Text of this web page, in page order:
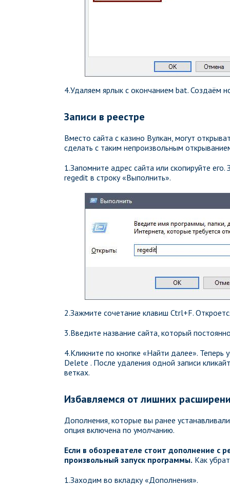
4.Удаляем ярлык с окончанием bat. Создаём
Записи в реестре
Вместо сайта с казино Вулкан, могут
сделать с таким непроизвольным
1.Запомните адрес сайта или скопируйте
regedit в строку «Выполнить».
2.Зажмите сочетание клавиш Ctrl+F.
3.Введите название сайта, который
4.Кликните по кнопке «Найти далее».
Delete . После удаления одной записи
ветках.
Избавляемся от лишних
Дополнения, которые вы ранее
опция включена по умолчанию.
Если в обозревателе стоит дополнение
произвольный запуск программы. Как
1.Заходим во вкладку «Дополнения».